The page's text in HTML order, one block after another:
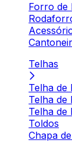
Forro de
Telhas
Telha de
Telha de
Telha de
Toldos
Chapa